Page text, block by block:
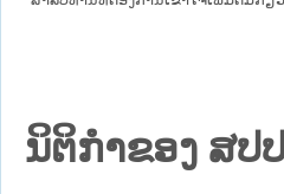
ນິຕິກຳຂອງ ສປ